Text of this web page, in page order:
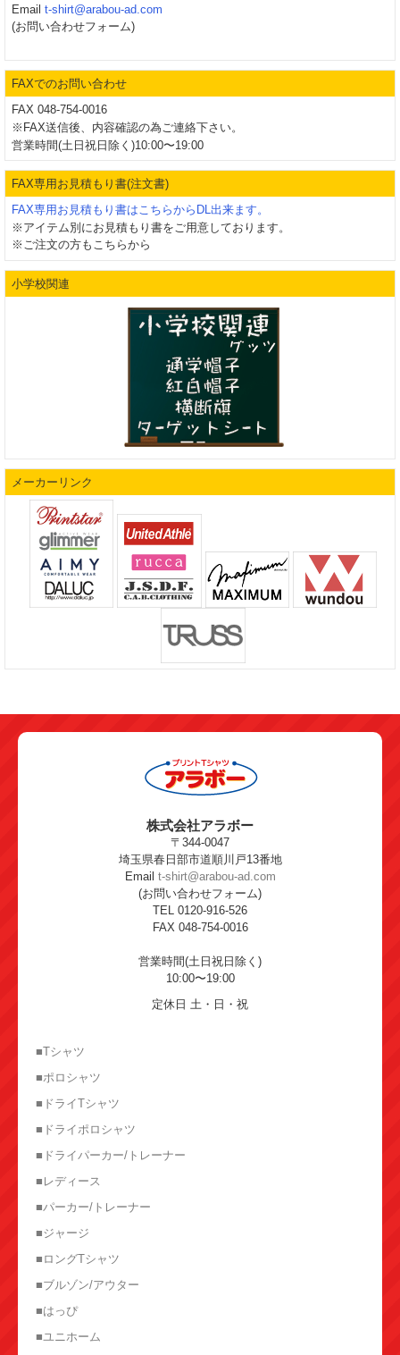
Email t-shirt@arabou-ad.com
(お問い合わせフォーム)
FAXでのお問い合わせ
FAX 048-754-0016
※FAX送信後、内容確認の為ご連絡下さい。
営業時間(土日祝日除く)10:00〜19:00
FAX専用お見積もり書(注文書)
FAX専用お見積もり書はこちらからDL出来ます。
※アイテム別にお見積もり書をご用意しております。
※ご注文の方もこちらから
小学校関連
メーカーリンク
株式会社アラボー
〒344-0047
埼玉県春日部市道順川戸13番地
Email t-shirt@arabou-ad.com
(お問い合わせフォーム)
TEL 0120-916-526
FAX 048-754-0016
営業時間(土日祝日除く)
10:00〜19:00
定休日 土・日・祝
■Tシャツ
■ポロシャツ
■ドライTシャツ
■ドライポロシャツ
■ドライパーカー/トレーナー
■レディース
■パーカー/トレーナー
■ジャージ
■ロングTシャツ
■ブルゾン/アウター
■はっぴ
■ユニホーム